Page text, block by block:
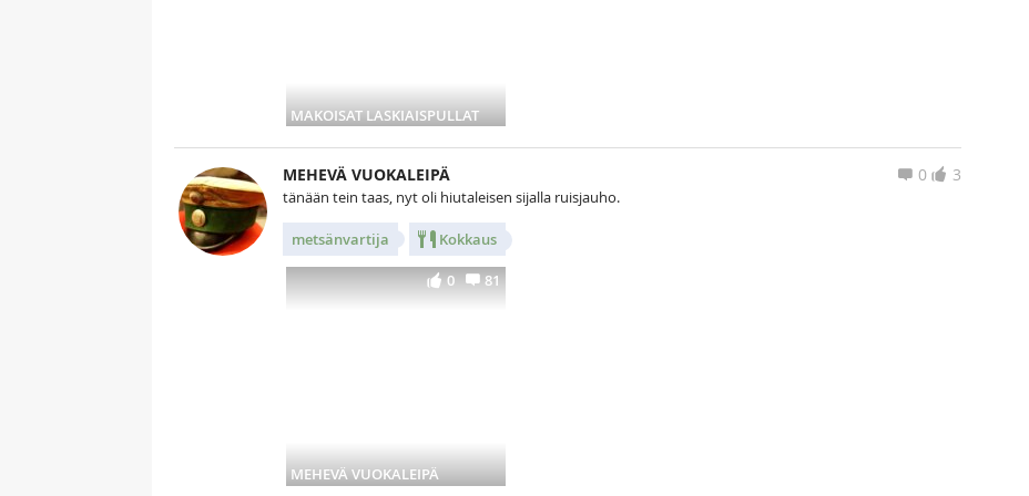
MAKOISAT LASKIAISPULLAT
MEHEVÄ VUOKALEIPÄ 3
0
tänään tein taas, nyt oli hiutaleisen sijalla ruisjauho.
metsänvartija Kokkaus
MEHEVÄ VUOKALEIPÄ
0 81